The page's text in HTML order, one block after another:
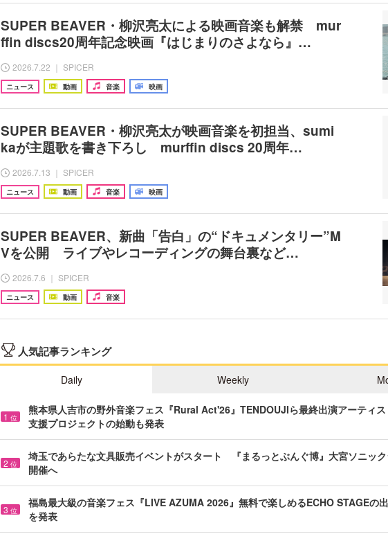
SUPER BEAVER・柳沢亮太による映画音楽も解禁 mur
ffin discs20周年記念映画『はじまりのさよなら』…
2026.7.22 ｜ SPICER
ニュース 動画 音楽 映画
SUPER BEAVER・柳沢亮太が映画音楽を初担当、sumi
kaが主題歌を書き下ろし murffin discs 20周年…
2026.7.13 ｜ SPICER
ニュース 動画 音楽 映画
SUPER BEAVER、新曲「告白」の“ドキュメンタリー”M
Vを公開 ライブやレコーディングの舞台裏など…
2026.7.6 ｜ SPICER
ニュース 動画 音楽
人気記事ランキング
Daily Weekly
1 位
熊本県人吉市の野外音楽フェス『Rural Act'26』TENDOUJIら最終出演アーティ
支援プロジェクトの始動も発表
2 位
埼玉であらたな文具販売イベントがスタート 『まるっとぶんぐ博』大宮ソニッ
開催へ
3 位
福島最大級の音楽フェス『LIVE AZUMA 2026』無料で楽しめるECHO STAGEの
を発表